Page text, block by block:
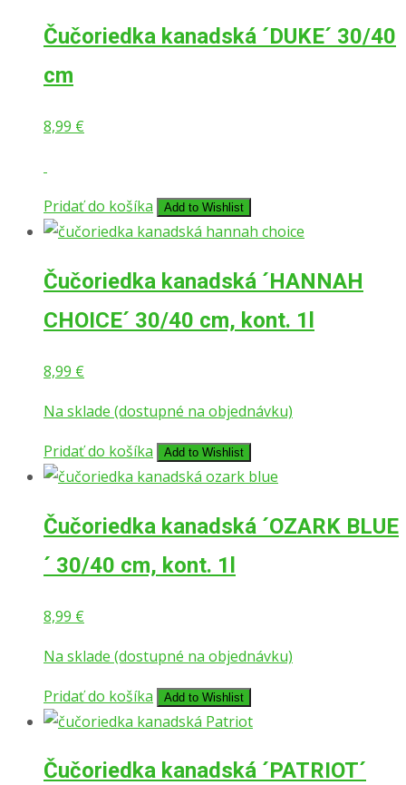
Čučoriedka kanadská ´DUKE´ 30/40
cm
8,99 €
Pridať do košíka Add to Wishlist
Čučoriedka kanadská ´HANNAH
CHOICE´ 30/40 cm, kont. 1l
8,99 €
Na sklade (dostupné na objednávku)
Pridať do košíka
Add to Wishlist
Čučoriedka kanadská ´OZARK BLUE
´ 30/40 cm, kont. 1l
8,99 €
Na sklade (dostupné na objednávku)
Pridať do košíka
Add to Wishlist
Čučoriedka kanadská ´PATRIOT´